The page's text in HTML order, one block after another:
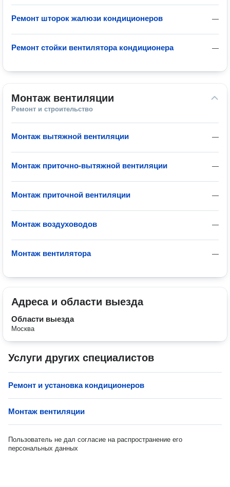
—
Ремонт шторок жалюзи кондиционеров
—
Ремонт стойки вентилятора кондиционера
Монтаж вентиляции
Ремонт и строительство
—
Монтаж вытяжной вентиляции
—
Монтаж приточно-вытяжной вентиляции
—
Монтаж приточной вентиляции
—
Монтаж воздуховодов
—
Монтаж вентилятора
Адреса и области выезда
Области выезда
Москва
Услуги других специалистов
Ремонт и установка кондиционеров
Монтаж вентиляции
Пользователь не дал согласие на распространение его
персональных данных